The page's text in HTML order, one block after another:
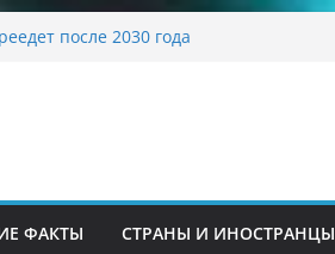
узоры: символика и
клиник
перекрёстков
ФАКТЫ СТРАНЫ И ИНОСТРАНЦЫ